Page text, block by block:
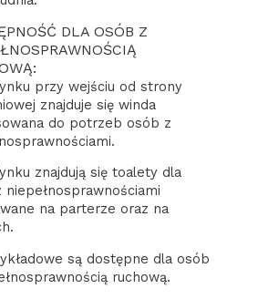
DLA OSÓB Z
przy wejściu od strony
znajduje się winda
do potrzeb osób z
znajdują się toalety dla
niepełnosprawnościami
na parterze oraz na
są dostępne dla osób
ruchową.